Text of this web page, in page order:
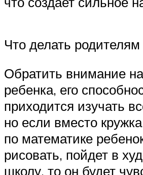
Что делать родителям
Обратить внимание
ребенка, его
приходится изучать
но если вместо кружка
по математике
рисовать, пойдет в
школу, то он будет